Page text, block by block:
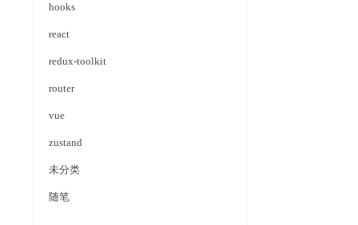
hooks
react
redux-toolkit
router
vue
zustand
未分类
随笔